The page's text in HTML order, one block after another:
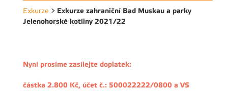
Exkurze > Exkurze zahraniční Bad Muskau a parky
Jelenohorské kotliny 2021/22
Nyní prosíme zasílejte doplatek:
částka 2.800 Kč, účet č.: 500022222/0800 a VS